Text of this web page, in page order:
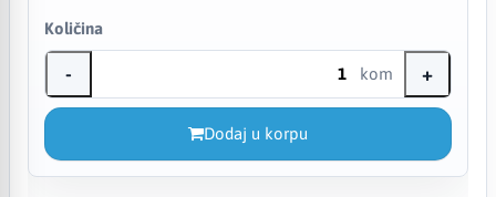
Količina
- kom +
Dodaj u korpu